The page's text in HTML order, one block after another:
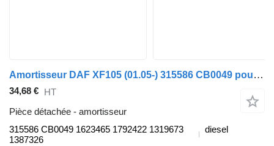
Amortisseur DAF XF105 (01.05-) 315586 CB0049 pour tracteur routier DAF XF95, XF105 (2001-2014)
34,68 € HT
Pièce détachée - amortisseur
315586 CB0049 1623465 1792422 1319673
1387326
diesel